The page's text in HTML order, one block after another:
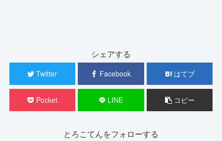
シェアする
Twitter Facebook はてブ
Pocket LINE コピー
とろこてんをフォローする